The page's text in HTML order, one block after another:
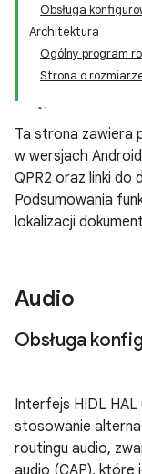
Obsługa
Architektura
Ogólny program
Strona o
Ta strona zawiera
w wersjach
QPR2 oraz linki
Podsumowania
lokalizacji
Audio
Obsługa
Interfejs HIDL
stosowanie
routingu audio,
audio (CAP), które